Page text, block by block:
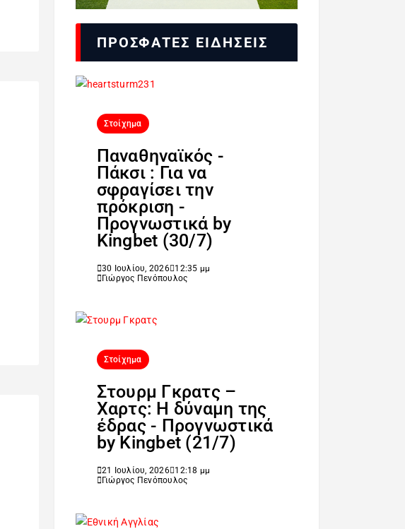
ΠΡΟΣΦΑΤΕΣ ΕΙΔΗΣΕΙΣ
Στοίχημα
Παναθηναϊκός -
Πάκσι : Για να
σφραγίσει την
πρόκριση -
Προγνωστικά by
Kingbet (30/7)
30 Ιουλίου, 2026 12:35 μμ
Γιώργος Πενόπουλος
Στοίχημα
Στουρμ Γκρατς –
Χαρτς: Η δύναμη της
έδρας - Προγνωστικά
by Kingbet (21/7)
21 Ιουλίου, 2026 12:18 μμ
Γιώργος Πενόπουλος